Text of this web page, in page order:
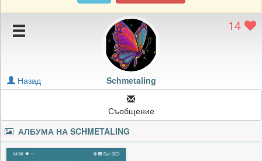
Подаръците на Schmetaling
Картичките на Schmetaling
Блокирай Schmetaling
14
Schmetaling
Назад
Съобщение
АЛБУМА НА SCHMETALING